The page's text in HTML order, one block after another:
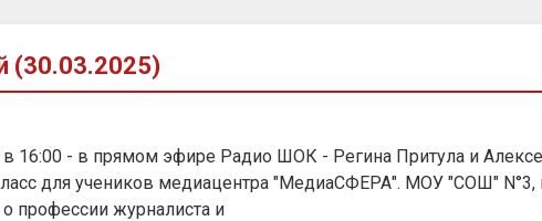
(30.03.2025)
в 16:00 - в прямом эфире Радио ШОК - Регина Притула и
для учеников медиацентра "МедиаСФЕРА". МОУ "СОШ" N°3,
профессии журналиста и